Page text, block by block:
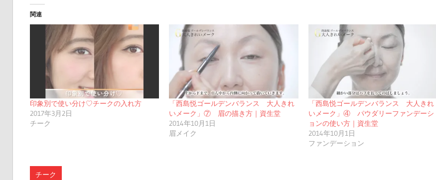
関連
印象別で使い分け♡チークの入れ方
2017年3月2日
チーク
「西島悦ゴールデンバランス 大人きれ
いメーク」⑦ 眉の描き方｜資生堂
2014年10月1日
眉メイク
「西島悦ゴールデンバランス 大人きれ
いメーク」④ パウダリーファンデーシ
ョンの使い方｜資生堂
2014年10月1日
ファンデーション
チーク